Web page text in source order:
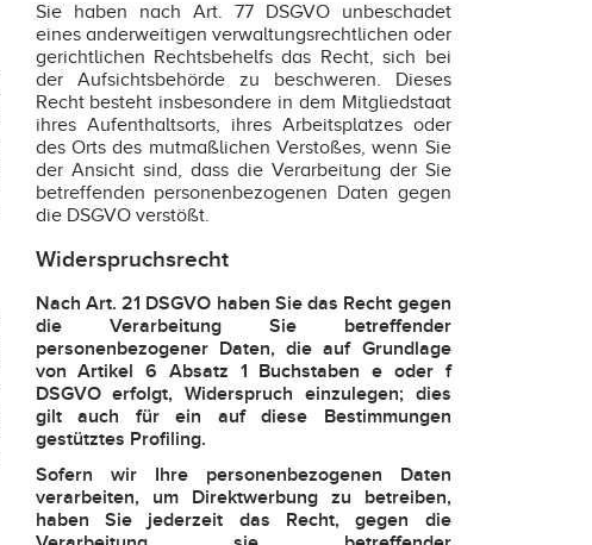
Sie haben nach Art. 77 DSGVO unbeschadet
eines anderweitigen verwaltungsrechtlichen oder
gerichtlichen Rechtsbehelfs das Recht, sich bei
der Aufsichtsbehörde zu beschweren. Dieses
Recht besteht insbesondere in dem Mitgliedstaat
ihres Aufenthaltsorts, ihres Arbeitsplatzes oder
des Orts des mutmaßlichen Verstoßes, wenn Sie
der Ansicht sind, dass die Verarbeitung der Sie
betreffenden personenbezogenen Daten gegen
die DSGVO verstößt.
Widerspruchsrecht
Nach Art. 21 DSGVO haben Sie das Recht gegen
die Verarbeitung Sie betreffender
personenbezogener Daten, die auf Grundlage
von Artikel 6 Absatz 1 Buchstaben e oder f
DSGVO erfolgt, Widerspruch einzulegen; dies
gilt auch für ein auf diese Bestimmungen
gestütztes Profiling.
Sofern wir Ihre personenbezogenen Daten
verarbeiten, um Direktwerbung zu betreiben,
haben Sie jederzeit das Recht, gegen die